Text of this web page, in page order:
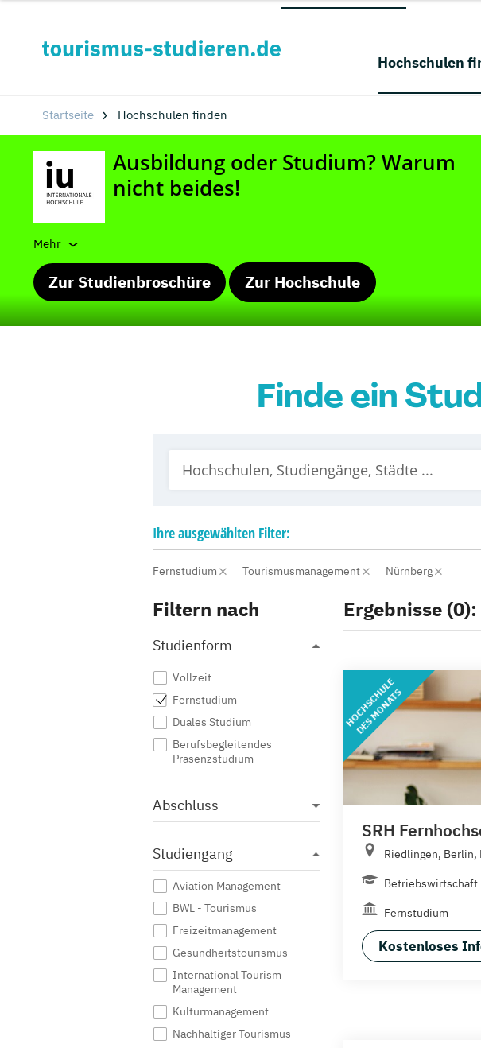
Hochschulen
Startseite Hochschulen finden
Mehr
Zur Studienbroschüre Zur Hochschule
Finde ein
Ihreausgewählten Filter:
Fernstudium Tourismusmanagement Nürnberg
Filtern nach
Studienform
Vollzeit
Fernstudium
Duales Studium
Berufsbegleitendes
Präsenzstudium
Abschluss
Studiengang
Aviation Management
BWL - Tourismus
Freizeitmanagement
Gesundheitstourismus
International Tourism
Management
Kulturmanagement
Nachhaltiger Tourismus
Ergebnisse (0):
HOCHSCHULE
DES MONATS
SRH
Riedlingen, Berlin,
Betriebswirtschaft
Fernstudium
Kostenloses